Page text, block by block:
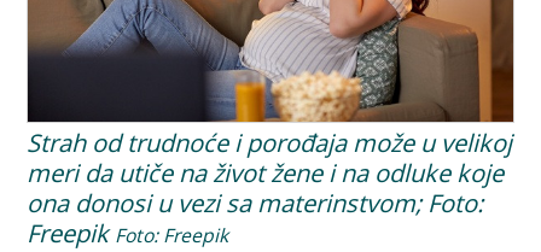
Strah od trudnoće i porođaja može u velikoj
meri da utiče na život žene i na odluke koje
ona donosi u vezi sa materinstvom; Foto:
FreepikFoto: Freepik